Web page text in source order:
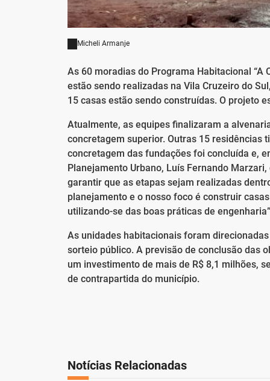
Micheli Armanje
As 60 moradias do Programa Habitacional “A
estão sendo realizadas na Vila Cruzeiro do
15 casas estão sendo construídas. O projeto
Atualmente, as equipes finalizaram a
concretagem superior. Outras 15 residências
concretagem das fundações foi concluída e,
Planejamento Urbano, Luís Fernando
garantir que as etapas sejam realizadas
planejamento e o nosso foco é construir
utilizando-se das boas práticas de
As unidades habitacionais foram
sorteio público. A previsão de conclusão das
um investimento de mais de R$ 8,1 milhões,
de contrapartida do município.
Notícias Relacionadas